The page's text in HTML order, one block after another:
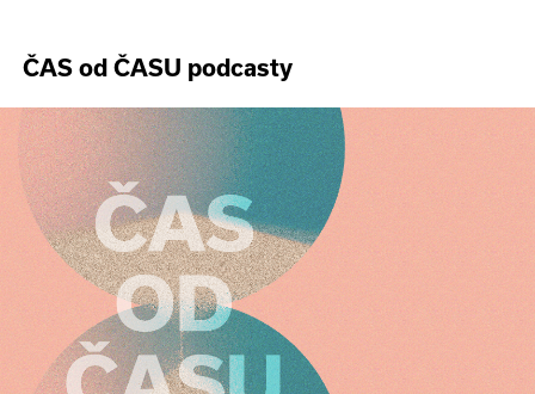
ČAS od ČASU podcasty